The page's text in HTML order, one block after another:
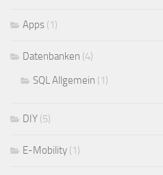
Apps (1)
Datenbanken (4)
SQL Allgemein (1)
DIY (5)
E-Mobility (1)